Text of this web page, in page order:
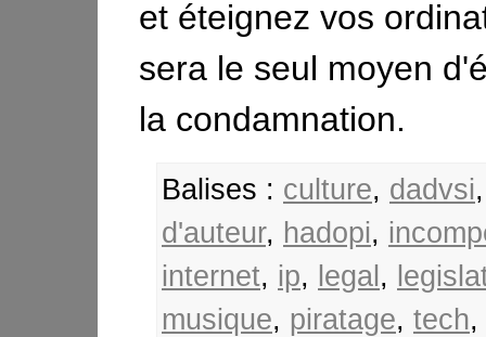
et éteignez vos
sera le seul moyen
la condamnation.
Balises : culture, dadvsi
d'auteur, hadopi,
internet, ip, legal ,
musique, piratage, tech,